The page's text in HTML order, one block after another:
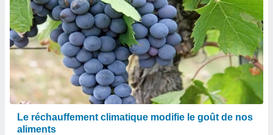
Le réchauffement climatique modifie le goût de nos
aliments